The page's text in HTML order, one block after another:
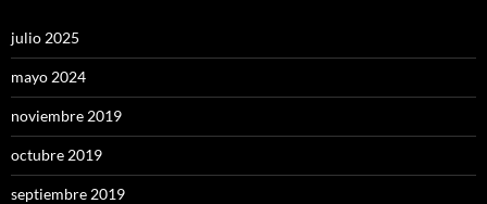
julio 2025
mayo 2024
noviembre 2019
octubre 2019
septiembre 2019